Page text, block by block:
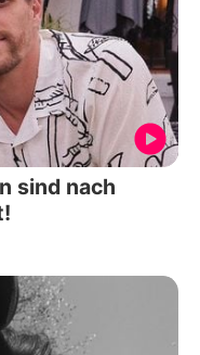
sind nach